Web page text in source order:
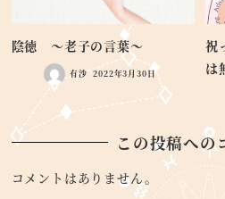
陰徳 ～老子の言葉～
有沙 2022年3月30日
祝
は
この投稿への
コメントはありません。